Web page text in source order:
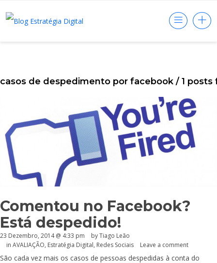
casos de despedimento por facebook / 1 posts
Comentou no Facebook?
Está despedido!
23 Dezembro, 2014 @ 4:33 pm
by Tiago Leão
in AVALIAÇÃO, Estratégia Digital, Redes Sociais Leave a comment
São cada vez mais os casos de pessoas despedidas à conta do